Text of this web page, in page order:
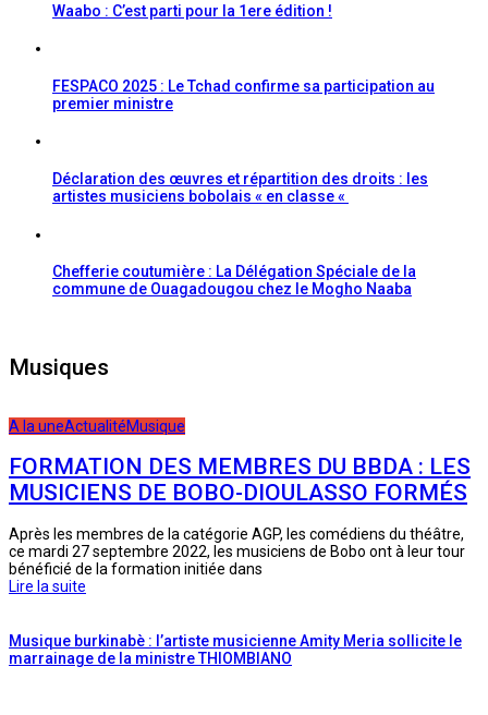
Waabo : C’est parti pour la 1ere édition !
FESPACO 2025 : Le Tchad confirme sa participation au
premier ministre
Déclaration des œuvres et répartition des droits : les
artistes musiciens bobolais « en classe «
Chefferie coutumière : La Délégation Spéciale de la
commune de Ouagadougou chez le Mogho Naaba
Musiques
A la uneActualitéMusique
FORMATION DES MEMBRES DU BBDA : LES
MUSICIENS DE BOBO-DIOULASSO FORMÉS
Après les membres de la catégorie AGP, les comédiens du théâtre,
ce mardi 27 septembre 2022, les musiciens de Bobo ont à leur tour
bénéficié de la formation initiée dans
Lire la suite
Musique burkinabè : l’artiste musicienne Amity Meria sollicite le
marrainage de la ministre THIOMBIANO